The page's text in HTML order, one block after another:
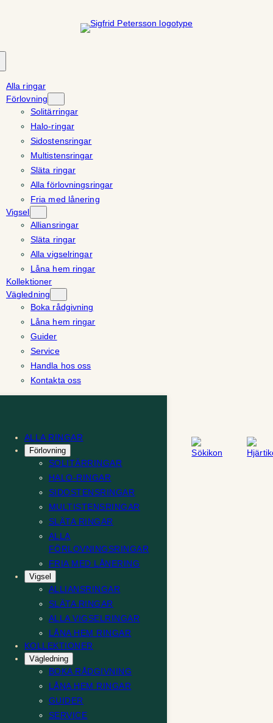
Alla ringar
Förlovning
Solitärringar
Halo-ringar
Sidostensringar
Multistensringar
Släta ringar
Alla förlovningsringar
Fria med lånering
Vigsel
Alliansringar
Släta ringar
Alla vigselringar
Låna hem ringar
Kollektioner
Vägledning
Boka rådgivning
Låna hem ringar
Guider
Service
Handla hos oss
Kontakta oss
ALLA RINGAR
Förlovning
SOLITÄRRINGAR
HALO-RINGAR
SIDOSTENSRINGAR
MULTISTENSRINGAR
SLÄTA RINGAR
ALLA
FÖRLOVNINGSRINGAR
FRIA MED LÅNERING
Vigsel
ALLIANSRINGAR
SLÄTA RINGAR
ALLA VIGSELRINGAR
LÅNA HEM RINGAR
KOLLEKTIONER
Vägledning
BOKA RÅDGIVNING
LÅNA HEM RINGAR
GUIDER
SERVICE